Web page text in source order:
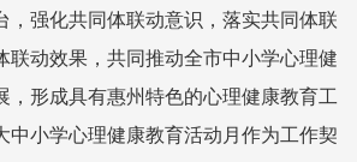
，强化共同体联动意识，落实共同体联
联动效果，共同推动全市中小学心理健
，形成具有惠州特色的心理健康教育工
中小学心理健康教育活动月作为工作契